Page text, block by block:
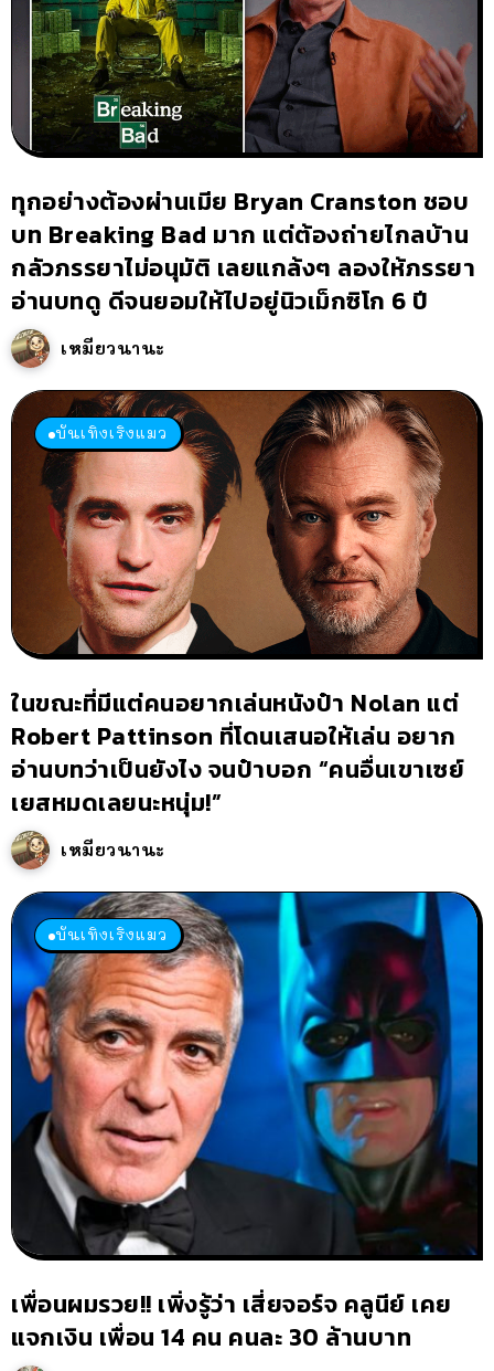
ทุกอย่างต้องผ่านเมีย Bryan Cranston ชอบ
บท Breaking Bad มาก แต่ต้องถ่ายไกลบ้าน
กลัวภรรยาไม่อนุมัติ เลยแกล้งๆ ลองให้ภรรยา
อ่านบทดู ดีจนยอมให้ไปอยู่นิวเม็กซิโก 6 ปี
เหมียวนานะ
บันเทิงเริงแมว
ในขณะที่มีแต่คนอยากเล่นหนังป๋า Nolan แต่
Robert Pattinson ที่โดนเสนอให้เล่น อยาก
อ่านบทว่าเป็นยังไง จนป๋าบอก “คนอื่นเขาเซย์
เยสหมดเลยนะหนุ่ม!”
เหมียวนานะ
บันเทิงเริงแมว
เพื่อนผมรวย!! เพิ่งรู้ว่า เสี่ยจอร์จ คลูนีย์ เคย
แจกเงิน เพื่อน 14 คน คนละ 30 ล้านบาท